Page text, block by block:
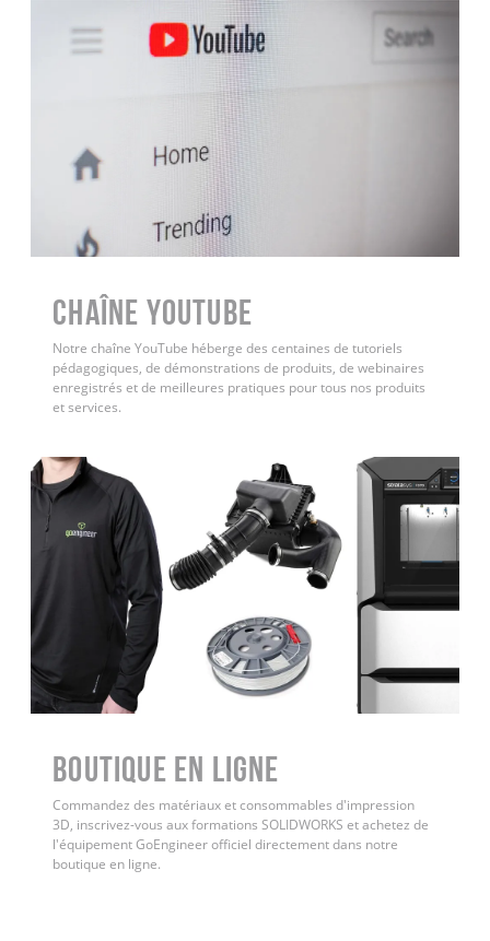
Chaîne YouTube
Notre chaîne YouTube héberge des centaines de tutoriels
pédagogiques, de démonstrations de produits, de webinaires
enregistrés et de meilleures pratiques pour tous nos produits
et services.
Boutique en ligne
Commandez des matériaux et consommables d'impression
3D, inscrivez-vous aux formations SOLIDWORKS et achetez de
l'équipement GoEngineer officiel directement dans notre
boutique en ligne.